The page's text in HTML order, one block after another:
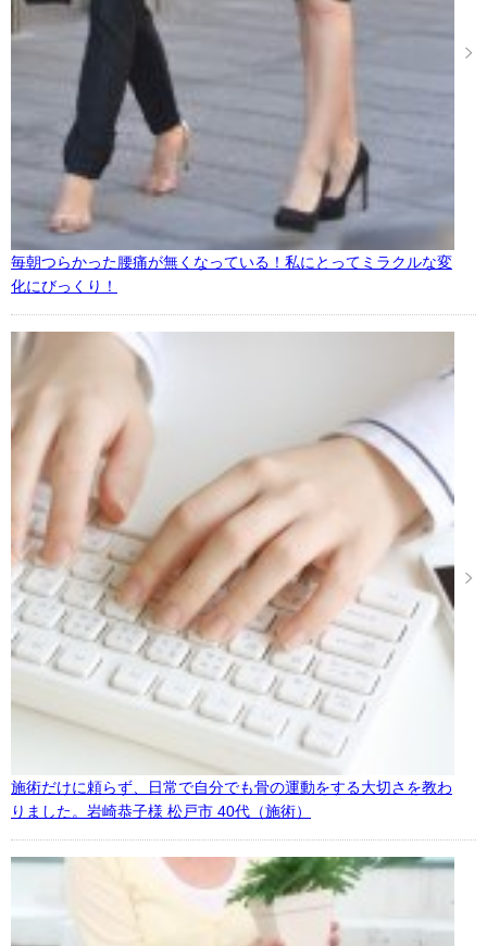
毎朝つらかった腰痛が無くなっている！私にとってミラクルな変
化にびっくり！
施術だけに頼らず、日常で自分でも骨の運動をする大切さを教わ
りました。岩崎恭子様 松戸市 40代（施術）